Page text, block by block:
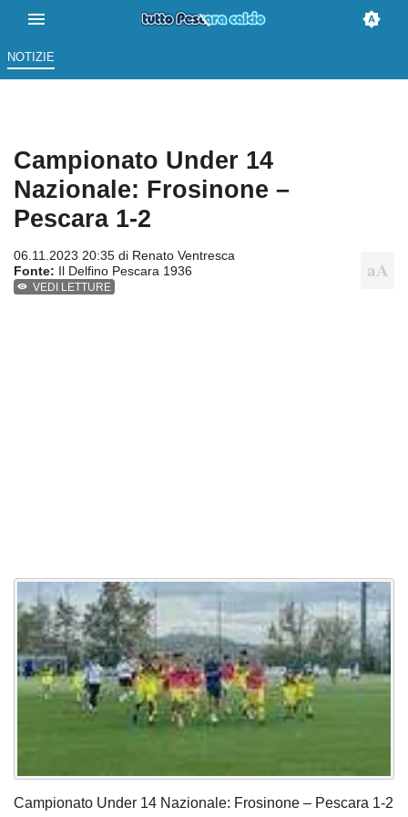
NOTIZIE
Campionato Under 14
Nazionale: Frosinone –
Pescara 1-2
06.11.2023 20:35 di Renato Ventresca
Fonte: Il Delfino Pescara 1936
VEDI LETTURE
Campionato Under 14 Nazionale: Frosinone – Pescara 1-2